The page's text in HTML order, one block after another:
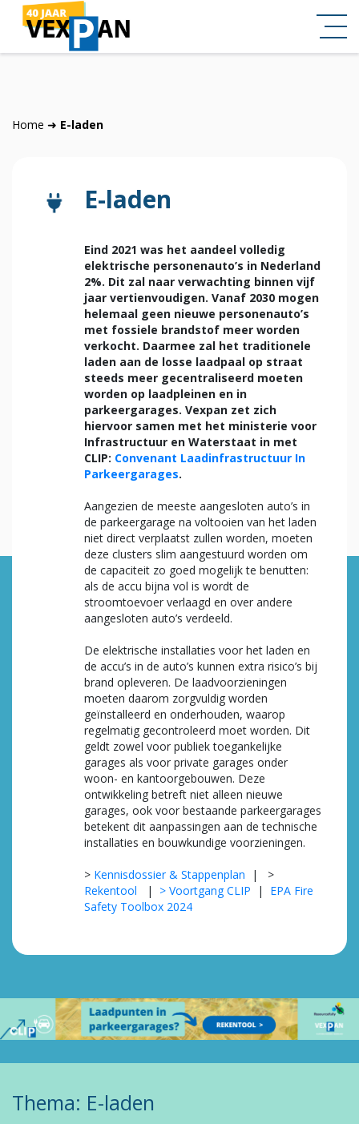
Home ➜ E-laden
E-laden
Eind 2021 was het aandeel volledig
elektrische personenauto’s in Nederland
2%. Dit zal naar verwachting binnen vijf
jaar vertienvoudigen. Vanaf 2030 mogen
helemaal geen nieuwe personenauto’s
met fossiele brandstof meer worden
verkocht. Daarmee zal het traditionele
laden aan de losse laadpaal op straat
steeds meer gecentraliseerd moeten
worden op laadpleinen en in
parkeergarages. Vexpan zet zich
hiervoor samen met het ministerie voor
Infrastructuur en Waterstaat in met
CLIP: Convenant Laadinfrastructuur In
Parkeergarages.
Aangezien de meeste aangesloten auto’s in
de parkeergarage na voltooien van het laden
niet direct verplaatst zullen worden, moeten
deze clusters slim aangestuurd worden om
de capaciteit zo goed mogelijk te benutten:
als de accu bijna vol is wordt de
stroomtoevoer verlaagd en over andere
aangesloten auto’s verdeeld.
De elektrische installaties voor het laden en
de accu’s in de auto’s kunnen extra risico’s bij
brand opleveren. De laadvoorzieningen
moeten daarom zorgvuldig worden
geïnstalleerd en onderhouden, waarop
regelmatig gecontroleerd moet worden. Dit
geldt zowel voor publiek toegankelijke
garages als voor private garages onder
woon- en kantoorgebouwen. Deze
ontwikkeling betreft niet alleen nieuwe
garages, ook voor bestaande parkeergarages
betekent dit aanpassingen aan de technische
installaties en bouwkundige voorzieningen.
> Kennisdossier & Stappenplan | >
Rekentool | > Voortgang CLIP | EPA Fire
Safety Toolbox 2024
Thema: E-laden